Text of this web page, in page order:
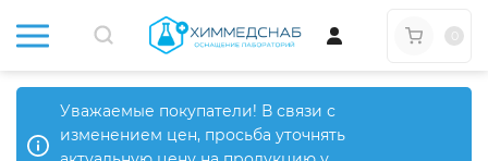
Уважаемые покупатели! В связи с
изменением цен, просьба уточнять